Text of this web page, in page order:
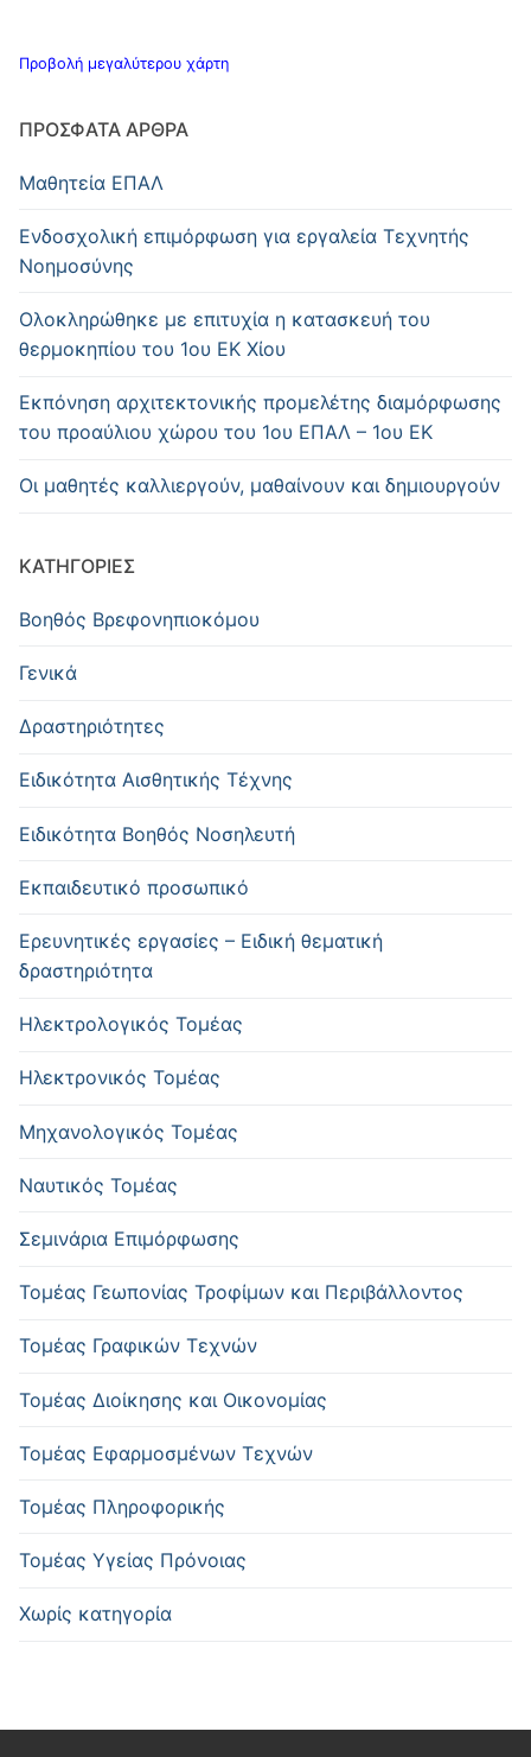
Προβολή μεγαλύτερου χάρτη
ΠΡΌΣΦΑΤΑ ΆΡΘΡΑ
Μαθητεία ΕΠΑΛ
Ενδοσχολική επιμόρφωση για εργαλεία Τεχνητής
Νοημοσύνης
Oλοκληρώθηκε με επιτυχία η κατασκευή του
θερμοκηπίου του 1ου ΕΚ Χίου
Εκπόνηση αρχιτεκτονικής προμελέτης διαμόρφωσης
του προαύλιου χώρου του 1ου ΕΠΑΛ – 1ου ΕΚ
Οι μαθητές καλλιεργούν, μαθαίνουν και δημιουργούν
KΑΤΗΓΟΡΊΕΣ
Βοηθός Βρεφονηπιοκόμου
Γενικά
Δραστηριότητες
Ειδικότητα Αισθητικής Τέχνης
Ειδικότητα Βοηθός Νοσηλευτή
Εκπαιδευτικό προσωπικό
Ερευνητικές εργασίες – Ειδική θεματική
δραστηριότητα
Ηλεκτρολογικός Τομέας
Ηλεκτρονικός Τομέας
Μηχανολογικός Τομέας
Ναυτικός Τομέας
Σεμινάρια Επιμόρφωσης
Τομέας Γεωπονίας Τροφίμων και Περιβάλλοντος
Τομέας Γραφικών Τεχνών
Τομέας Διοίκησης και Οικονομίας
Τομέας Εφαρμοσμένων Τεχνών
Τομέας Πληροφορικής
Τομέας Υγείας Πρόνοιας
Χωρίς κατηγορία